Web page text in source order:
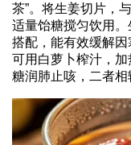
茶”。将生姜切片，
适量饴糖搅匀饮用
搭配，能有效缓解因
可用白萝卜榨汁，
糖润肺止咳，二者相